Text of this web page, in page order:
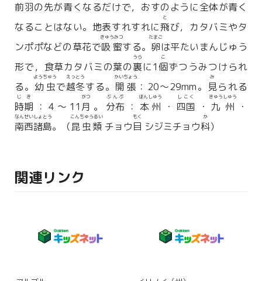
前羽の先が青くなるだけで，おすのように全体が青く
なることはない。地表すれすれに飛
と
び，カタバミやタ
ンポポなどの草花で吸蜜
きゅうみつ
する。 卵
たまご
は平たいまんじゅう
形で，食草カタバミの葉の裏
うら
に1個
こ
ずつうみつけられ
る。 幼虫
ようちゅう
で越冬
えっとう
する。 開張
かいちょう
：20〜29mm。 見
み
られる
時期
じき
：4〜11 月
がつ
。 分布
ぶんぷ
： 本州
ほんしゅう
・ 四国
しこく
・ 九州
きゅうしゅう
・
南西諸島
なんせいしょとう
。（昆虫類
こんちゅうるい
チョウ目
もく
シジミチョウ科
か
）
関連リンク